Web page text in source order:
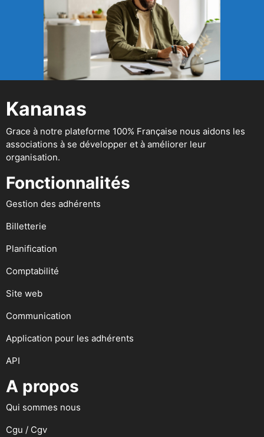
Kananas
Grace à notre plateforme 100% Française nous aidons les
associations à se développer et à améliorer leur
organisation.
Fonctionnalités
Gestion des adhérents
Billetterie
Planification
Comptabilité
Site web
Communication
Application pour les adhérents
API
A propos
Qui sommes nous
Cgu / Cgv